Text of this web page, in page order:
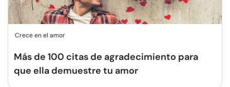
Crece en el amor
Más de 100 citas de agradecimiento para
que ella demuestre tu amor